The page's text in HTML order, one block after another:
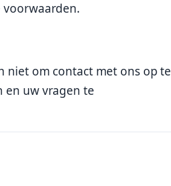
niet om contact met ons op te
en uw vragen te